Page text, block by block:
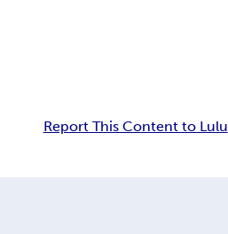
Report This Content to Lulu